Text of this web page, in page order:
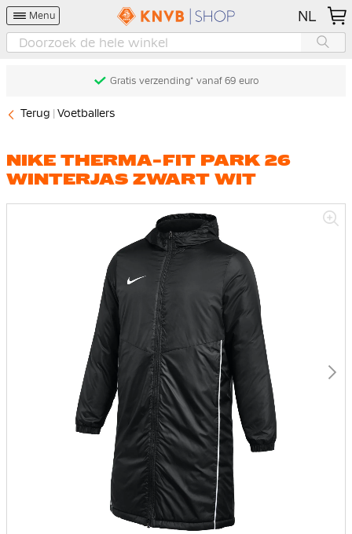
Menu NL
Gratis verzending* vanaf 69 euro
Terug Voetballers
NIKE THERMA-FIT PARK 26
WINTERJAS ZWART WIT